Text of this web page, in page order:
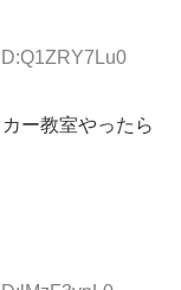
ー教室やったら